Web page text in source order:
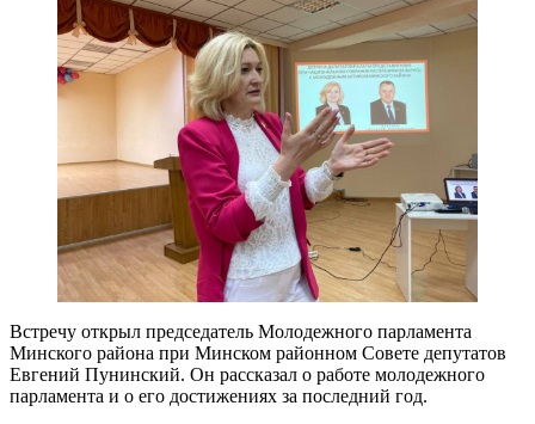
Встречу открыл председатель Молодежного парламента
Минского района при Минском районном Совете депутатов
Евгений Пунинский. Он рассказал о работе молодежного
парламента и о его достижениях за последний год.